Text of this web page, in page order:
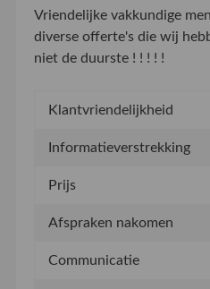
Vriendelijke vakkundige
diverse offerte's die wij
niet de duurste ! ! ! ! !
Klantvriendelijkheid
Informatieverstrekking
Prijs
Afspraken nakomen
Communicatie